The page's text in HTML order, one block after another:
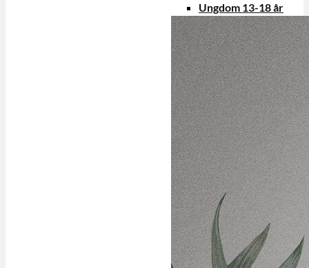
Ungdom 13-18 år